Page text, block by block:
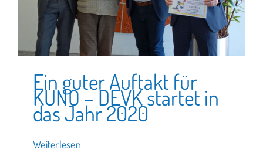
Ein guter Auftakt für
KUNO – DEVK startet in
das Jahr 2020
Weiterlesen